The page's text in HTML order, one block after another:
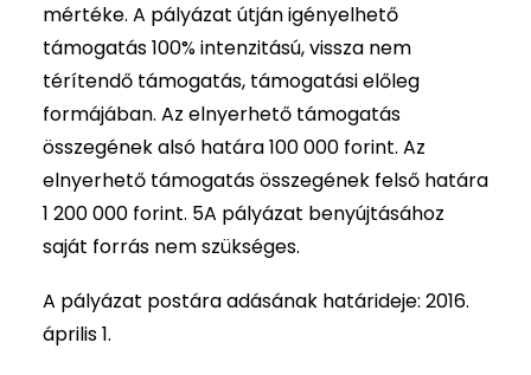
mértéke. A pályázat útján igényelhető
támogatás 100% intenzitású, vissza nem
térítendő támogatás, támogatási előleg
formájában. Az elnyerhető támogatás
összegének alsó határa 100 000 forint. Az
elnyerhető támogatás összegének felső határa
1 200 000 forint. 5A pályázat benyújtásához
saját forrás nem szükséges.
A pályázat postára adásának határideje: 2016.
április 1.